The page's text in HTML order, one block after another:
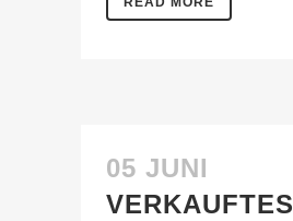
05 JUNI
VERKAUFTES